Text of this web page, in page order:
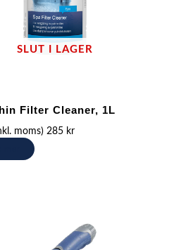
SLUT I LAGER
Filter Cleaner, 1L
moms)285 kr